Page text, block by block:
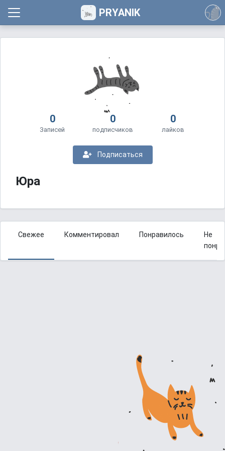
PRYANIK
0
Записей
0
подписчиков
0
лайков
Подписаться
Юра
Свежее Комментировал Понравилось
Не